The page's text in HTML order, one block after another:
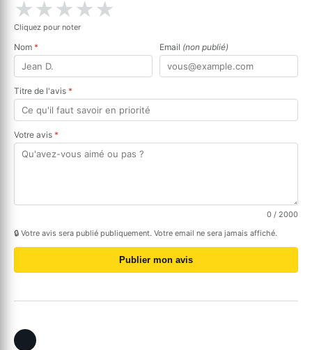
★★★★★
Cliquez pour noter
Nom * Email (non publié)
Titre de l'avis *
Votre avis *
0 / 2000
🔒 Votre avis sera publié publiquement. Votre email ne sera jamais affiché.
Publier mon avis